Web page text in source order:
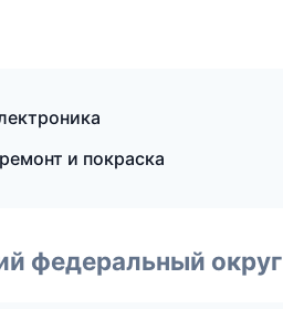
и покраска
федеральный округ